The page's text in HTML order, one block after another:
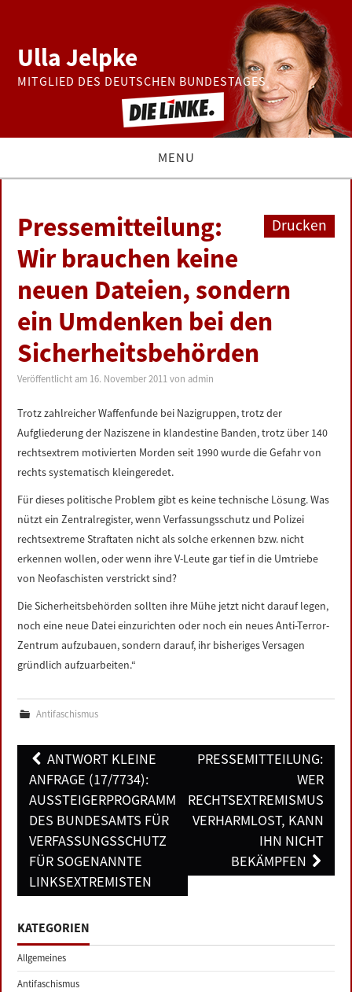
Ulla Jelpke
MITGLIED DES DEUTSCHEN BUNDESTAGES
MENU
BUNDESTAG
PRESSE
ZUR PERSON
LINKS
DATENSCHUTZERKLÄRUNG
IMPRESSUM
Drucken
Pressemitteilung:
Wir brauchen keine
neuen Dateien, sondern
ein Umdenken bei den
Sicherheitsbehörden
Veröffentlicht am 16. November 2011 vonadmin
Trotz zahlreicher Waffenfunde bei Nazigruppen, trotz der
Aufgliederung der Naziszene in klandestine Banden, trotz über 140
rechtsextrem motivierten Morden seit 1990 wurde die Gefahr von
rechts systematisch kleingeredet.
Für dieses politische Problem gibt es keine technische Lösung. Was
nützt ein Zentralregister, wenn Verfassungsschutz und Polizei
rechtsextreme Straftaten nicht als solche erkennen bzw. nicht
erkennen wollen, oder wenn ihre V-Leute gar tief in die Umtriebe
von Neofaschisten verstrickt sind?
Die Sicherheitsbehörden sollten ihre Mühe jetzt nicht darauf legen,
noch eine neue Datei einzurichten oder noch ein neues Anti-Terror-
Zentrum aufzubauen, sondern darauf, ihr bisheriges Versagen
gründlich aufzuarbeiten.“
Antifaschismus
Post
navigation
ANTWORT KLEINE
ANFRAGE (17/7734):
AUSSTEIGERPROGRAMM
DES BUNDESAMTS FÜR
VERFASSUNGSSCHUTZ
FÜR SOGENANNTE
LINKSEXTREMISTEN
PRESSEMITTEILUNG:
WER
RECHTSEXTREMISMUS
VERHARMLOST, KANN
IHN NICHT
BEKÄMPFEN
KATEGORIEN
Allgemeines
Antifaschismus